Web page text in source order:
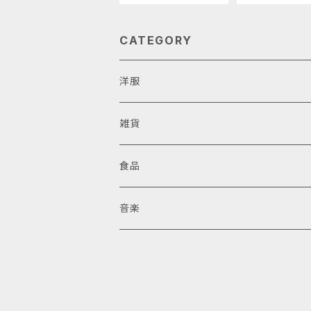
CATEGORY
洋服
雑貨
食品
音楽